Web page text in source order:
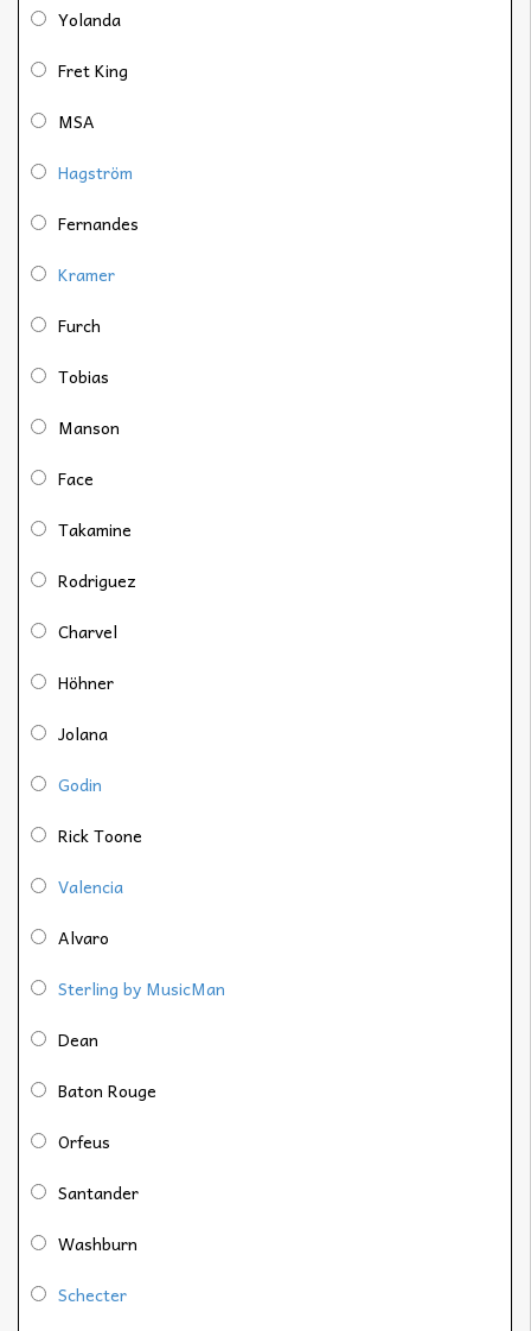
Yolanda
Fret King
MSA
Hagström
Fernandes
Kramer
Furch
Tobias
Manson
Face
Takamine
Rodriguez
Charvel
Höhner
Jolana
Godin
Rick Toone
Valencia
Alvaro
Sterling by MusicMan
Dean
Baton Rouge
Orfeus
Santander
Washburn
Schecter